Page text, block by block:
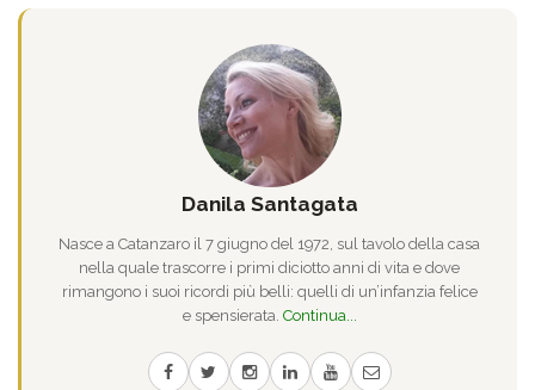
Danila Santagata
Nasce a Catanzaro il 7 giugno del 1972, sul tavolo della casa
nella quale trascorre i primi diciotto anni di vita e dove
rimangono i suoi ricordi più belli: quelli di un’infanzia felice
e spensierata. Continua...